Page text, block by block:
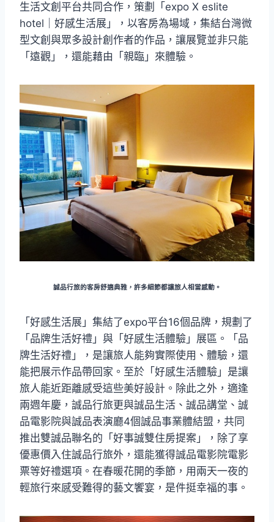
生活文創平台共同合作，策劃「expo X eslite
hotel｜好感生活展」，以客房為場域，集結台灣微
型文創與眾多設計創作者的作品，讓展覽並非只能
「遠觀」，還能藉由「親臨」來體驗。
誠品行旅的客房舒適典雅，許多細節都讓旅人相當感動。
「好感生活展」集結了expo平台16個品牌，規劃了
「品牌生活好禮」與「好感生活體驗」展區。「品
牌生活好禮」，是讓旅人能夠實際使用、體驗，還
能把展示作品帶回家。至於「好感生活體驗」是讓
旅人能近距離感受這些美好設計。除此之外，適逢
兩週年慶，誠品行旅更與誠品生活、誠品講堂、誠
品電影院與誠品表演廳4個誠品事業體結盟，共同
推出雙誠品聯名的「好事誠雙住房提案」，除了享
優惠價入住誠品行旅外，還能獲得誠品電影院電影
票等好禮選項。在春暖花開的季節，用兩天一夜的
輕旅行來感受難得的藝文饗宴，是件挺幸福的事。